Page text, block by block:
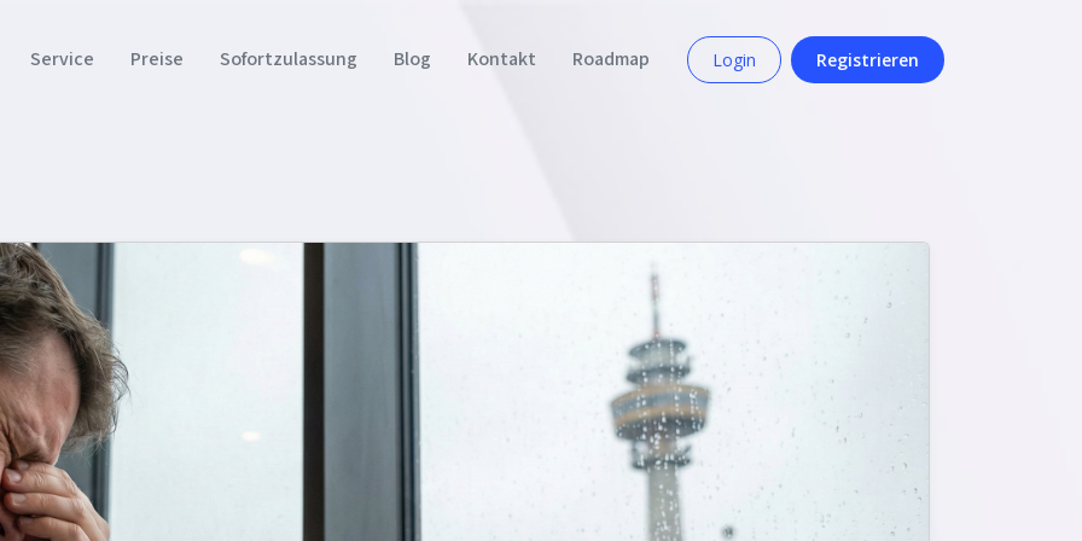
Service Preise Sofortzulassung Blog Kontakt Roadmap Login Registrieren